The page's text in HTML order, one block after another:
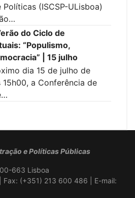
(ISCSP-ULisboa)
do Ciclo de
“Populismo,
| 15 julho
dia 15 de julho de
a Conferência de
e Políticas Públicas
663 Lisboa
(+351) 213 600 486 | E-mail: